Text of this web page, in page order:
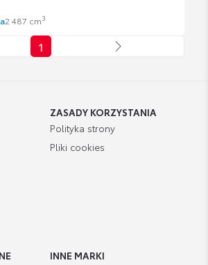
2 487 cm3
1
ZASADY KORZYSTANIA
Polityka strony
Pliki cookies
INNE MARKI